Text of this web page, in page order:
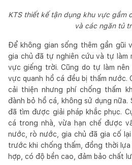
KTS thiết kế tận dụng khu vực gầm
và các ngăn tủ
Để không gian sống thêm gần gũi
gia chủ đã tự nghiên cứu và tự làm
vực giếng trời. Cũng do tự làm
vực quanh hồ cá đều bị thấm nước.
cải thiện nhưng phí chống thấm
đành bỏ hồ cá, không sử dụng nữa.
đã tìm được giải pháp khắc phục.
cá trong nhà, vừa hạn chế được
nước, rò nước, gia chủ đã gia cố lại
trước khi chống thấm, đồng thời
hợp, có độ bền cao, đảm bảo chất